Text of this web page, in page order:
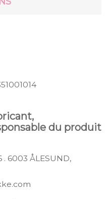
du produit
. 6003 ÅLESUND,